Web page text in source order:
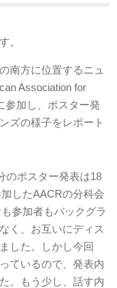
。
南方に位置するニュ
Association for
参加し、ポスター発
ズの様子をレポート
のポスター発表は18
したAACRの分科会
参加者もバックグラ
く、お互いにディス
した。しかし今回
ているので、発表内
。もう少し、話す内